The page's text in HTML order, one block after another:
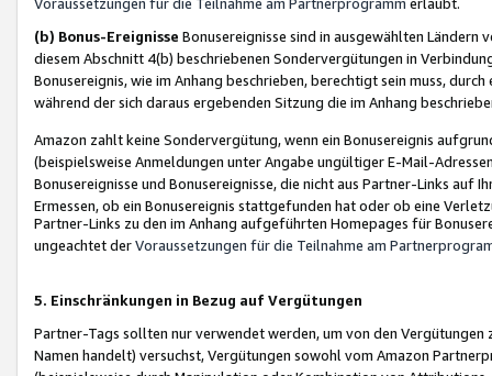
(b) Bonus-Ereignisse Bonusereignisse sind in ausgewählten Ländern
diesem Abschnitt 4(b) beschriebenen Sondervergütungen in
Bonusereignis, wie im Anhang beschrieben, berechtigt sein muss,
während der sich daraus ergebenden Sitzung die im Anhang
Amazon zahlt keine Sondervergütung, wenn ein Bonusereignis
(beispielsweise Anmeldungen unter Angabe ungültiger E-Mail-
Bonusereignisse und Bonusereignisse, die nicht aus Partner-Links auf
Ermessen, ob ein Bonusereignis stattgefunden hat oder ob eine
Partner-Links zu den im Anhang aufgeführten Homepages für
ungeachtet derVoraussetzungen für die Teilnahme am
5. Einschränkungen in Bezug auf Vergütungen
Partner-Tags sollten nur verwendet werden, um von den
Namen handelt) versuchst, Vergütungen sowohl vom Amazon